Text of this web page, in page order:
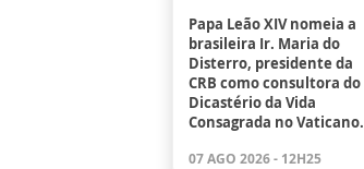
Papa Leão XIV nomeia a
brasileira Ir. Maria do
Disterro, presidente da
CRB como consultora do
Dicastério da Vida
Consagrada no Vaticano.
07 AGO 2026 - 12H25